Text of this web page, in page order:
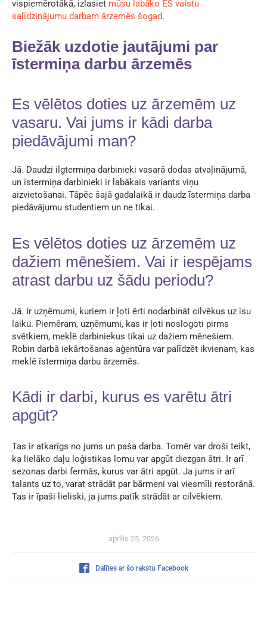
vispiemērotākā, izlasiet mūsu labāko ES valstu
salīdzinājumu darbam ārzemēs šogad.
Biežāk uzdotie jautājumi par
īstermiņa darbu ārzemēs
Es vēlētos doties uz ārzemēm uz
vasaru. Vai jums ir kādi darba
piedāvājumi man?
Jā. Daudzi ilgtermiņa darbinieki vasarā dodas atvaļinājumā,
un īstermiņa darbinieki ir labākais variants viņu
aizvietošanai. Tāpēc šajā gadalaikā ir daudz īstermiņa darba
piedāvājumu studentiem un ne tikai.
Es vēlētos doties uz ārzemēm uz
dažiem mēnešiem. Vai ir iespējams
atrast darbu uz šādu periodu?
Jā. Ir uzņēmumi, kuriem ir ļoti ērti nodarbināt cilvēkus uz īsu
laiku. Piemēram, uzņēmumi, kas ir ļoti noslogoti pirms
svētkiem, meklē darbiniekus tikai uz dažiem mēnešiem.
Robin darbā iekārtošanas aģentūra var palīdzēt ikvienam, kas
meklē īstermiņa darbu ārzemēs.
Kādi ir darbi, kurus es varētu ātri
apgūt?
Tas ir atkarīgs no jums un paša darba. Tomēr var droši teikt,
ka lielāko daļu loģistikas lomu var apgūt diezgan ātri. Ir arī
sezonas darbi fermās, kurus var ātri apgūt. Ja jums ir arī
talants uz to, varat strādāt par bārmeni vai viesmīli restorānā.
Tas ir īpaši lieliski, ja jums patīk strādāt ar cilvēkiem.
aprīlis 25, 2026
Dalītes ar šo rakstu Facebook